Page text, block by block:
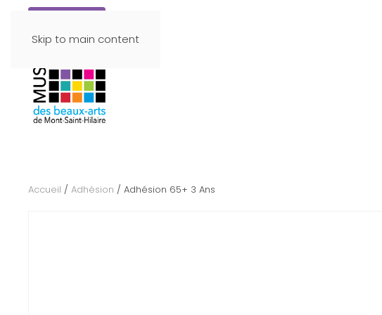
Skip to main content
Accueil / Adhésion / Adhésion 65+ 3 Ans